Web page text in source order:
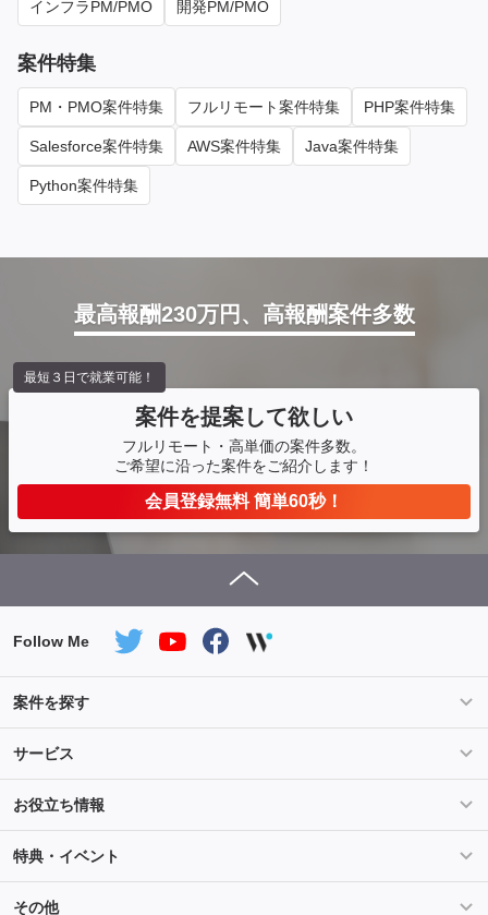
インフラPM/PMO 開発PM/PMO
案件特集
PM・PMO案件特集 フルリモート案件特集 PHP案件特集
Salesforce案件特集 AWS案件特集 Java案件特集
Python案件特集
最高報酬230万円、高報酬案件多数
案件を提案して欲しい
フルリモート・高単価の案件多数。
ご希望に沿った案件をご紹介します！
会員登録無料 簡単60秒！
最短３日で就業可能！
Follow Me
案件を探す
条件を指定して案件を探す
Salesforce案件特集 AWS案件特集
サービス
サービス紹介
ご登録から参画までの流れ フリーランスの声
お役立ち情報
ライフ
キャリア スキル・テクノロジー
特典・イベント
セミナー
その他